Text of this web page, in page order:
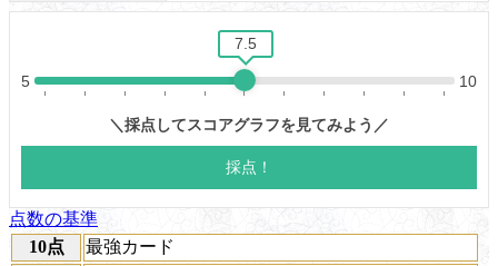
点数の基準
10点
最強カード